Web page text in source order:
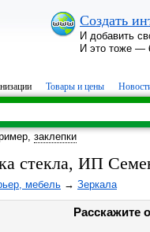
Создать
И добавить
И это тоже —
Товары и цены
заклепки
стекла, ИП
мебель → Зеркала
Расскажите